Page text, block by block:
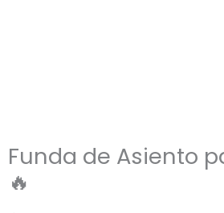
Funda de Asiento
🔥